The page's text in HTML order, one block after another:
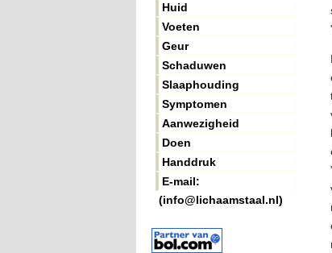
Huid
Voeten
Geur
Schaduwen
Slaaphouding
Symptomen
Aanwezigheid
Doen
Handdruk
E-mail:
(info@lichaamstaal.nl)